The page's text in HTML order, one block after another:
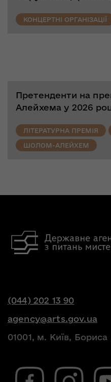
КОНЦЕРТНІ ОРГАНІЗАЦІЇ
Претенденти на
Алейхема у 2026
ЛІТЕРАТУРНА ПРЕМІЯ
ШОЛОМ-АЛЕЙХЕМ
(044) 202 13 90
agency@arts.gov.ua
01001, м. Київ, Бориса